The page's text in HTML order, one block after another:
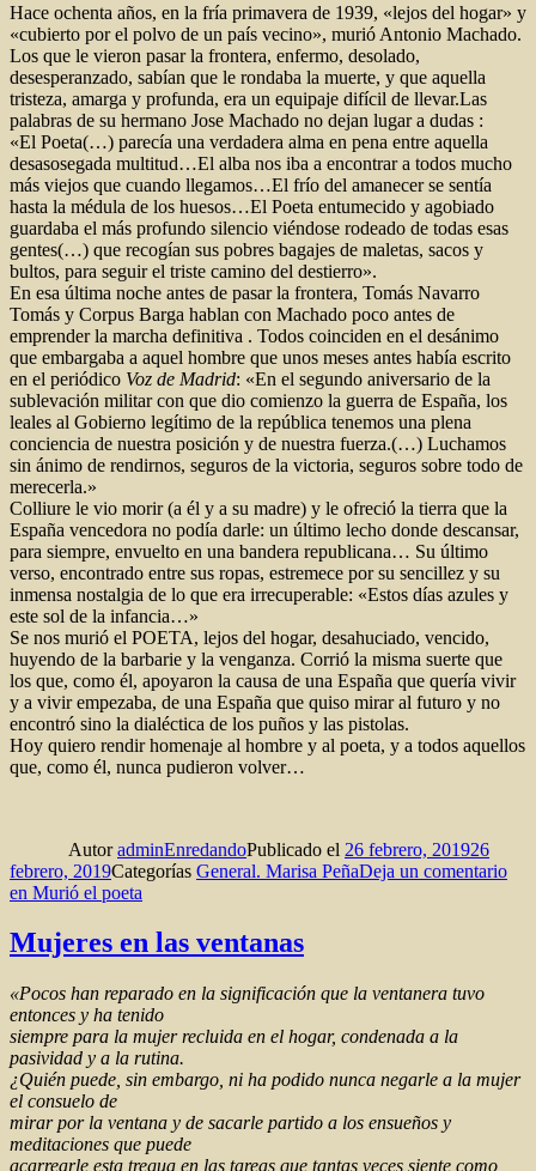
Hace ochenta años, en la fría primavera de 1939, «lejos del hogar» y
«cubierto por el polvo de un país vecino», murió Antonio Machado.
Los que le vieron pasar la frontera, enfermo, desolado,
desesperanzado, sabían que le rondaba la muerte, y que aquella
tristeza, amarga y profunda, era un equipaje difícil de llevar.Las
palabras de su hermano Jose Machado no dejan lugar a dudas :
«El Poeta(…) parecía una verdadera alma en pena entre aquella
desasosegada multitud…El alba nos iba a encontrar a todos mucho
más viejos que cuando llegamos…El frío del amanecer se sentía
hasta la médula de los huesos…El Poeta entumecido y agobiado
guardaba el más profundo silencio viéndose rodeado de todas esas
gentes(…) que recogían sus pobres bagajes de maletas, sacos y
bultos, para seguir el triste camino del destierro».
En esa última noche antes de pasar la frontera, Tomás Navarro
Tomás y Corpus Barga hablan con Machado poco antes de
emprender la marcha definitiva . Todos coinciden en el desánimo
que embargaba a aquel hombre que unos meses antes había escrito
en el periódico Voz de Madrid: «En el segundo aniversario de la
sublevación militar con que dio comienzo la guerra de España, los
leales al Gobierno legítimo de la república tenemos una plena
conciencia de nuestra posición y de nuestra fuerza.(…) Luchamos
sin ánimo de rendirnos, seguros de la victoria, seguros sobre todo de
merecerla.»
Colliure le vio morir (a él y a su madre) y le ofreció la tierra que la
España vencedora no podía darle: un último lecho donde descansar,
para siempre, envuelto en una bandera republicana… Su último
verso, encontrado entre sus ropas, estremece por su sencillez y su
inmensa nostalgia de lo que era irrecuperable: «Estos días azules y
este sol de la infancia…»
Se nos murió el POETA, lejos del hogar, desahuciado, vencido,
huyendo de la barbarie y la venganza. Corrió la misma suerte que
los que, como él, apoyaron la causa de una España que quería vivir
y a vivir empezaba, de una España que quiso mirar al futuro y no
encontró sino la dialéctica de los puños y las pistolas.
Hoy quiero rendir homenaje al hombre y al poeta, y a todos aquellos
que, como él, nunca pudieron volver…
AutoradminEnredandoPublicado el 26 febrero, 201926
febrero, 2019Categorías General. Marisa PeñaDeja un comentario
en Murió el poeta
Mujeres en las ventanas
«Pocos han reparado en la significación que la ventanera tuvo
entonces y ha tenido
siempre para la mujer recluida en el hogar, condenada a la
pasividad y a la rutina.
¿Quién puede, sin embargo, ni ha podido nunca negarle a la mujer
el consuelo de
mirar por la ventana y de sacarle partido a los ensueños y
meditaciones que puede
acarrearle esta tregua en las tareas que tantas veces siente como